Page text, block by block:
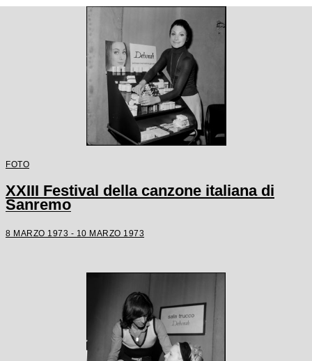
FOTO
XXIII Festival della canzone italiana di
Sanremo
8 MARZO 1973 - 10 MARZO 1973